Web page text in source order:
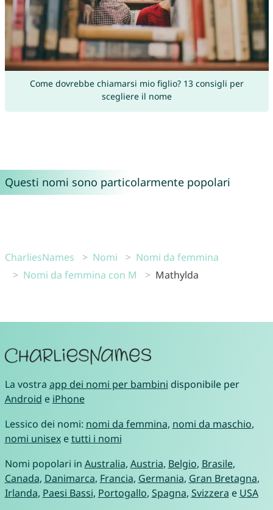
Come dovrebbe chiamarsi mio figlio? 13 consigli per
scegliere il nome
Questi nomi sono particolarmente popolari
CharliesNames Nomi
Nomi da femmina
Nomi da femmina con M
Mathylda
La vostra app dei nomi per bambini disponibile per
Android e iPhone
Lessico dei nomi: nomi da femmina, nomi da maschio,
nomi unisexetutti i nomi
Nomi popolari in Australia, Austria, Belgio, Brasile,
Canada, Danimarca, Francia, Germania, Gran Bretagna,
Irlanda, Paesi Bassi, Portogallo, Spagna, Svizzera e USA